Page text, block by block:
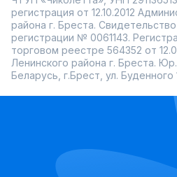
формат образа. Каталог Ramonki
новыми моделями, поэтому
вариант можно для любого
регистрация от 12.10.2012
района г. Бреста.
регистрации № 0061143.
торговом реестре 564352 от
Ленинского района г. Бреста.
Беларусь, г.Брест, ул. Буденного